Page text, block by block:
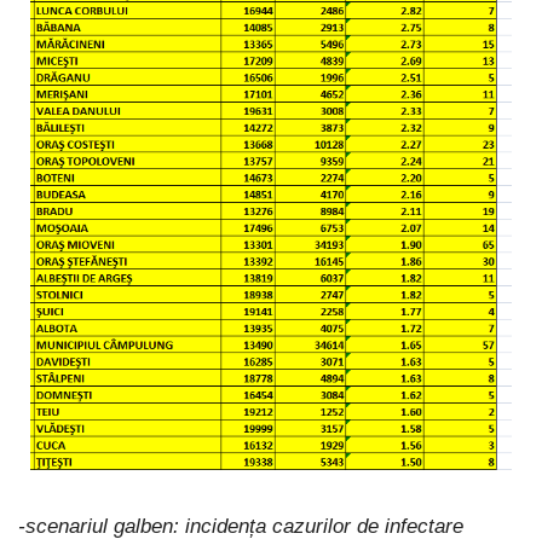
-scenariul galben: incidența cazurilor de infectare